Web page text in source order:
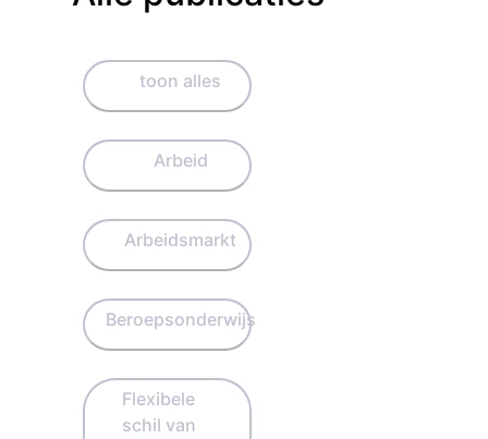
toon alles
Arbeid
Arbeidsmarkt
Beroepsonderwijs
Flexibele
schil van